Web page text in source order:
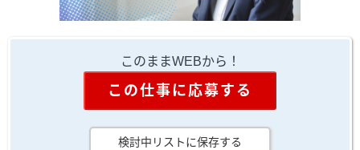
このままWEBから！
この仕事に応募する
検討中リストに保存する